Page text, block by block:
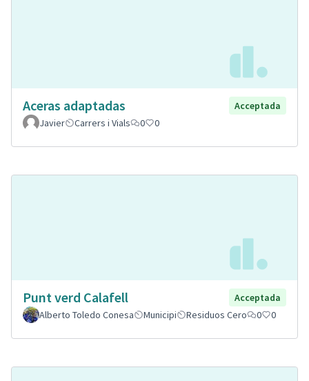
Aceras adaptadas
Acceptada
Javier
Carrers i Vials 0 0
Punt verd Calafell
Acceptada
Alberto Toledo Conesa
Municipi Residuos Cero 0 0